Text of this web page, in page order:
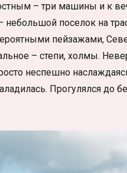
– три машины и к
поселок на
пейзажами,
– степи, холмы.
неспешно
Прогулялся до